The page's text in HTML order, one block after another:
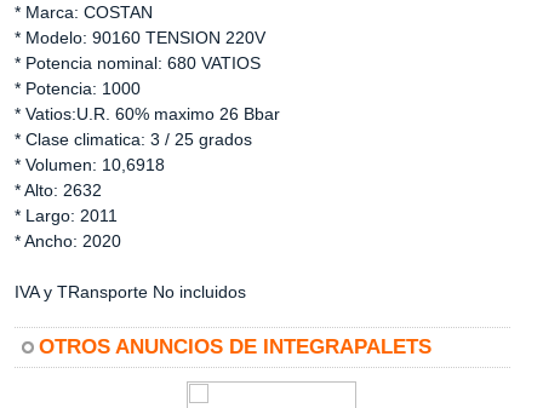
* Marca: COSTAN
* Modelo: 90160 TENSION 220V
* Potencia nominal: 680 VATIOS
* Potencia: 1000
* Vatios:U.R. 60% maximo 26 Bbar
* Clase climatica: 3 / 25 grados
* Volumen: 10,6918
* Alto: 2632
* Largo: 2011
* Ancho: 2020
IVA y TRansporte No incluidos
OTROS ANUNCIOS DE INTEGRAPALETS